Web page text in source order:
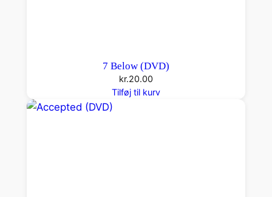
7 Below (DVD)
kr.20.00
Tilføj til kurv